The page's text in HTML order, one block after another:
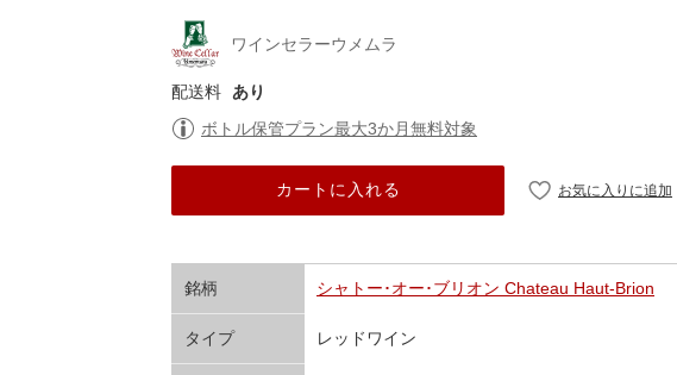
ワインセラーウメムラ
配送料
あり
ボトル保管プラン最大3か月無料対象
カートに入れる
銘柄 シャトー･オー･ブリオン Chateau Haut-Brion
タイプ レッドワイン